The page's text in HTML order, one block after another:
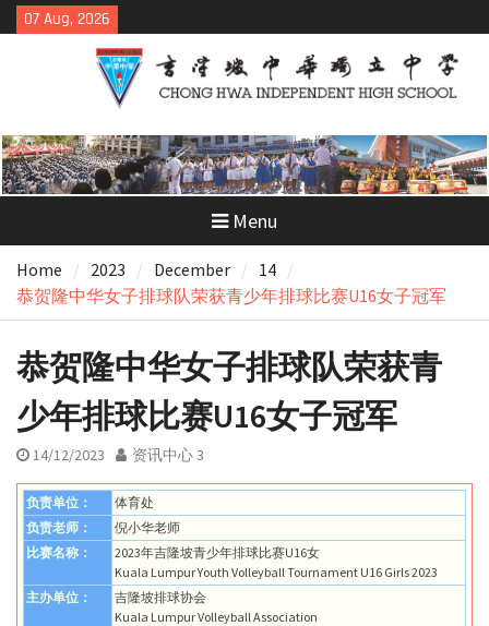
Skip
to
07 Aug, 2026
Menu
Home 2023 December
14
恭贺隆中华女子排球队荣获青少年排球比赛U16女子冠军
恭贺隆中华女子排球队荣获青
少年排球比赛U16女子冠军
14/12/2023 资讯中心 3
负责单位：
体育处
负责老师：
倪小华老师
比赛名称：
2023年吉隆坡青少年排球比赛U16女
Kuala Lumpur Youth Volleyball Tournament U16 Girls 2023
主办单位：
吉隆坡排球协会
Kuala Lumpur Volleyball Association